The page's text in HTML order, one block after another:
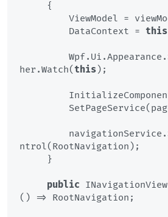
         DataContext =
this
her.Watch( this);
ntrol(RootNavigation);
public INavigationView
() => RootNavigation;